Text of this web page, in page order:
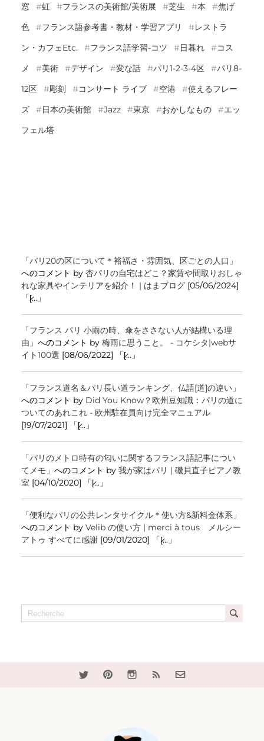
窓
虹 フランスの美術館/美術展 芝生 本
焦げ
色
フランス語参考書・教材・学習アプリ
レストラ
ン・カフェetc.
フランス語学習-コツ 日暮れ
コス
メ
美術 デザイン 変な話 パリ1-2-3-4区
パリ8-
12区
彫刻 コンサート ライブ 空港
使えるフレー
ズ
日本の美術館 Jazz 東京 おかしなもの
エッ
フェル塔
「パリ20の区について＊裕福さ・雰囲気、区ごとの人口」
へのコメント by 杏パリの自宅はどこ？家賃や間取りおしゃ
れな家具やインテリアを紹介！ | はまブログ[05/06/2024]
「[̷...」
「フランス パリ 小雨の時、傘をささない人が結構いる理
由」 へのコメント by 梅雨に思うこと。 - コケシタ|webサ
イト100選 [08/06/2022] 「[̷...」
「フランス道名＆パリ長い道ランキング、仏語[道]の違い」
へのコメント by Did You Know？欧州豆知識：パリの道に
ついてのあれこれ - 欧州駐在員向け完全マニュアル
[19/07/2021] 「[̷...」
「パリのメトロ特有の匂いに関するフランス語記事につい
てメモ」 へのコメント by 我が家はパリ | 磯貝直子ピアノ教
室 [04/10/2020] 「[̷...」
「便利なパリの公共レンタサイクル＊使い方&新料金体系」
へのコメント by Velib の使い方 | merci à tous メルシー
アトゥ すべてに感謝[09/01/2020] 「[̷...」